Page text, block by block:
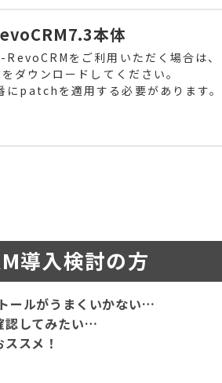
本体
をご利用いただく場合は、
ダウンロードしてください。
にpatchを適用する必要があります。
導入検討の方
ールがうまくいかない…
認してみたい…
スメ！